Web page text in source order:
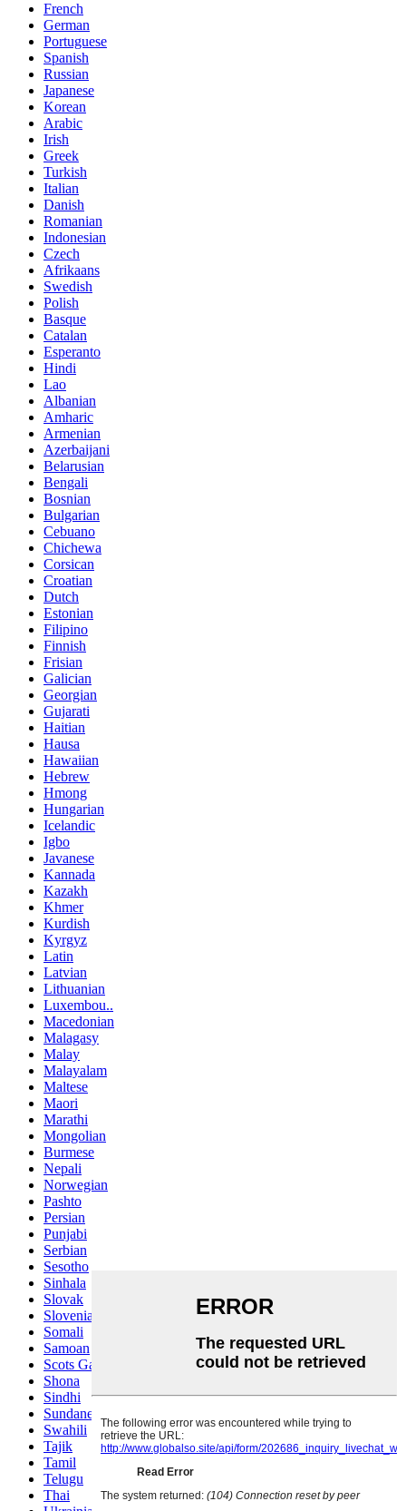
French
German
Portuguese
Spanish
Russian
Japanese
Korean
Arabic
Irish
Greek
Turkish
Italian
Danish
Romanian
Indonesian
Czech
Afrikaans
Swedish
Polish
Basque
Catalan
Esperanto
Hindi
Lao
Albanian
Amharic
Armenian
Azerbaijani
Belarusian
Bengali
Bosnian
Bulgarian
Cebuano
Chichewa
Corsican
Croatian
Dutch
Estonian
Filipino
Finnish
Frisian
Galician
Georgian
Gujarati
Haitian
Hausa
Hawaiian
Hebrew
Hmong
Hungarian
Icelandic
Igbo
Javanese
Kannada
Kazakh
Khmer
Kurdish
Kyrgyz
Latin
Latvian
Lithuanian
Luxembou..
Macedonian
Malagasy
Malay
Malayalam
Maltese
Maori
Marathi
Mongolian
Burmese
Nepali
Norwegian
Pashto
Persian
Punjabi
Serbian
Sesotho
Sinhala
Slovak
Slovenian
Somali
Samoan
Scots Gaelic
Shona
Sindhi
Sundanese
Swahili
Tajik
Tamil
Telugu
Thai